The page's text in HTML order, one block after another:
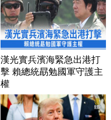
漢光實兵濱海緊急出港打
擊 賴總統勗勉國軍守護主
權